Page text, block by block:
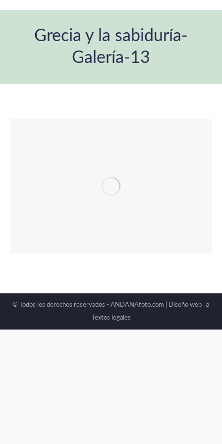
Grecia y la sabiduría-
Galería-13
© Todos los derechos reservados - ANDANAfoto.com | Diseño web _a
Textos legales